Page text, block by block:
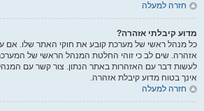
חזרה למעלה
מדוע קיבלתי אזהרה?
כל מנהל ראשי של מערכת קובע את חוקי האתר שלו. אם
לעשות דבר עם האזהרות באתר הנתון. צור קשר עם
אינך בטוח מדוע קיבלת אזהרה.
חזרה למעלה